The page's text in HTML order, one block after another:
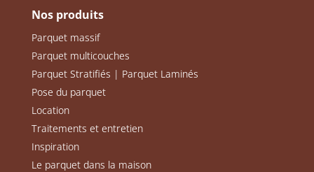
Nos produits
Parquet massif
Parquet multicouches
Parquet Stratifiés | Parquet Laminés
Pose du parquet
Location
Traitements et entretien
Inspiration
Le parquet dans la maison